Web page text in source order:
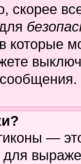
скорее
которые
—